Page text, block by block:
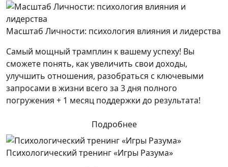
Масштаб Личности: психология влияния и лидерства
Самый мощный трамплин к вашему успеху! Вы
сможете понять, как увеличить свои доходы,
улучшить отношения, разобраться с ключевыми
запросами в жизни всего за 3 дня полного
погружения + 1 месяц поддержки до результата!
Подробнее
Психологический тренинг «Игры Разума»